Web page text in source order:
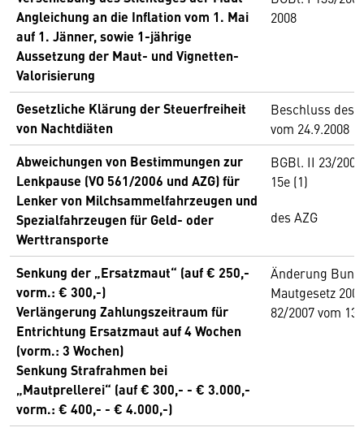
Angleichung an die Inflation vom 1. Mai
auf 1. Jänner, sowie 1-jährige
Aussetzung der Maut- und Vignetten-
Valorisierung
2008
Gesetzliche Klärung der Steuerfreiheit
von Nachtdiäten
Beschluss des
vom 24.9.2008
Abweichungen von Bestimmungen zur
Lenkpause (VO 561/2006 und AZG) für
Lenker von Milchsammelfahrzeugen und
Spezialfahrzeugen für Geld- oder
Werttransporte
BGBl. II 23/
15e (1)
des AZG
Senkung der „Ersatzmaut“ (auf € 250,-
vorm.: € 300,-)
Verlängerung Zahlungszeitraum für
Entrichtung Ersatzmaut auf 4 Wochen
(vorm.: 3 Wochen)
Senkung Strafrahmen bei
„Mautprellerei“ (auf € 300,- - € 3.000,-
vorm.: € 400,- - € 4.000,-)
Änderung
Mautgesetz
82/2007 vom